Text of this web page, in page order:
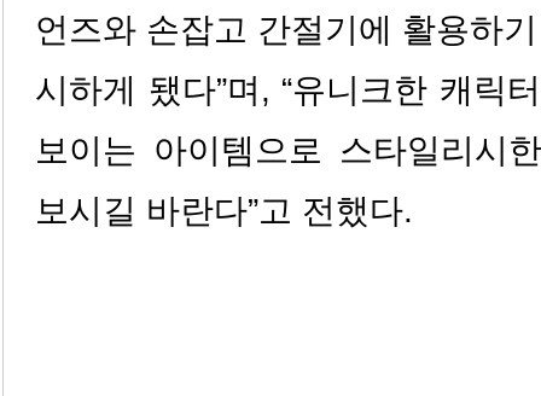
언즈와 손잡고 간절기에 활용하
시하게 됐다”며, “유니크한 캐릭
보이는 아이템으로 스타일리시
보시길 바란다”고 전했다.